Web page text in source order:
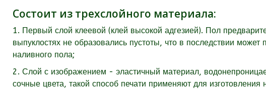
Состоит из трехслойного материала:
1. Первый слой клеевой (клей высокой адгезией). Пол
выпуклостях не образовались пустоты, что в последствии
наливного пола;
2. Слой с изображением - эластичный материал,
сочные цвета, такой способ печати применяют для